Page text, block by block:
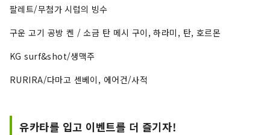
팔레트/무첨가 시럽의 빙수
구운 고기 공방 켄 / 소금 탄 메시 구이, 하라미, 탄, 호르몬
KG surf&shot/생맥주
RURIRA/다마고 센베이, 에어건/사적
유카타를 입고 이벤트를 더 즐기자!